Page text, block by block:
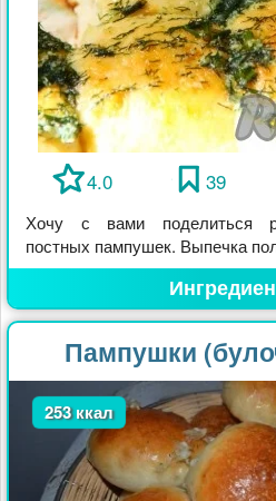
4.0 39
Хочу с вами поделиться
постных пампушек. Выпечка
Пампушки
253 ккал